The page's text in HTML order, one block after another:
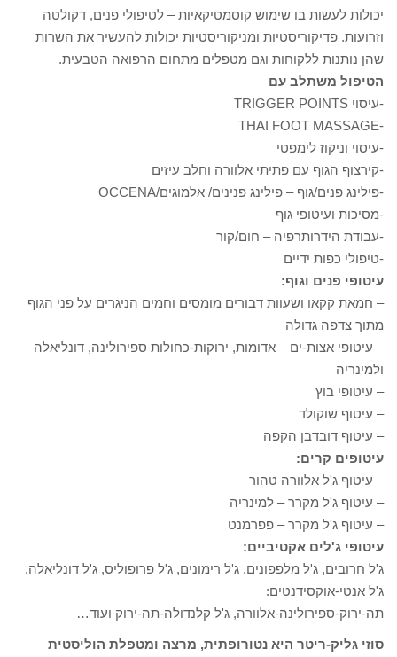
יכולות לעשות בו שימוש קוסמטיקאיות – לטיפולי פנים, דקולטה
וזרועות. פדיקוריסטיות ומניקוריסטיות יכולות להעשיר את השרות
שהן נותנות ללקוחות וגם מטפלים מתחום הרפואה הטבעית.
הטיפול משתלב עם
-עיסוי TRIGGER POINTS
-THAI FOOT MASSAGE
-עיסוי וניקוז לימפטי
-קירצוף הגוף עם פתיתי אלוורה וחלב עיזים
-פילינג פנים/גוף – פילינג פנינים/ אלמוגים/OCCENA
-מסיכות ועיטופי גוף
-עבודת הידרותרפיה – חום/קור
-טיפולי כפות ידיים
עיטופי פנים וגוף:
– חמאת קקאו ושעוות דבורים מומסים וחמים הניגרים על פני הגוף
מתוך צדפה גדולה
– עיטופי אצות-ים – אדומות, ירוקות-כחולות ספירולינה, דונליאלה
ולמינריה
– עיטופי בוץ
– עיטוף שוקולד
– עיטוף דובדבן הקפה
עיטופים קרים:
– עיטוף ג'ל אלוורה טהור
– עיטוף ג'ל מקרר – למינריה
– עיטוף ג'ל מקרר – פפרמנט
עיטופי ג'לים אקטיביים:
ג'ל חרובים, ג'ל מלפפונים, ג'ל רימונים, ג'ל פרופוליס, ג'ל דונליאלה,
ג'ל אנטי-אוקסידנטים:
תה-ירוק-ספירולינה-אלוורה, ג'ל קלנדולה-תה-ירוק ועוד…
סוזי גליק-ריטר היא נטורופתית, מרצה ומטפלת הוליסטית